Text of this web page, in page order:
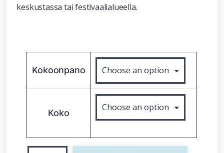
keskustassa tai festivaalialueella.
Kokoonpano
Koko